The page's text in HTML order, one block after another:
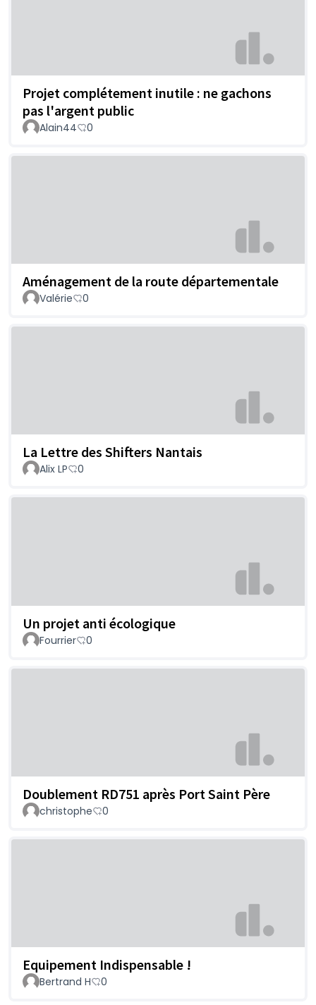
Projet complétement inutile : ne gachons
pas l'argent public
Alain44 0
Aménagement de la route départementale
Valérie 0
La Lettre des Shifters Nantais
Alix LP 0
Un projet anti écologique
Fourrier 0
Doublement RD751 après Port Saint Père
christophe 0
Equipement Indispensable !
Bertrand H 0